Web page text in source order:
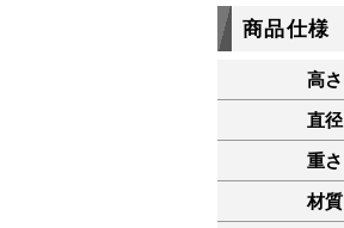
商品仕様
高さ
直径
重さ
材質